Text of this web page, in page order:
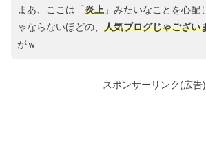
まあ、ここは「炎上 」みたいなことを心配
ゃならないほどの、 人気ブログじゃござい
がｗ
スポンサーリンク(広告)